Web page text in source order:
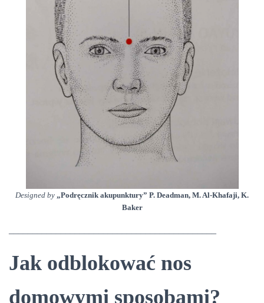
Designed by „Podręcznik akupunktury” P. Deadman, M. Al-Khafaji, K.
Baker
Jak odblokować nos
domowymi sposobami?